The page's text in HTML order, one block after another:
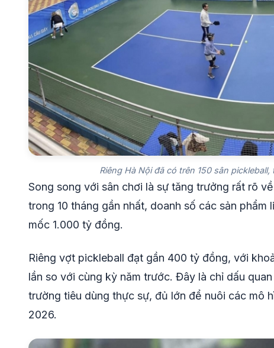
Riêng Hà Nội đã có trên 150 sân
Song song với sân chơi là sự tăng trưởng rất rõ
trong 10 tháng gần nhất, doanh số các sản
mốc 1.000 tỷ đồng.
Riêng vợt pickleball đạt gần 400 tỷ đồng, với
lần so với cùng kỳ năm trước. Đây là chỉ dấu
trường tiêu dùng thực sự, đủ lớn để nuôi các mô
2026.